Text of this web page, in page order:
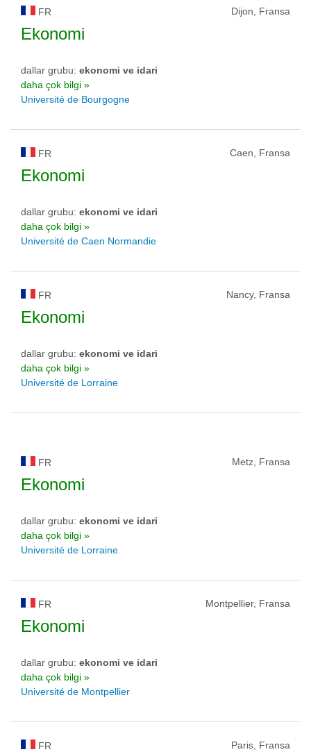
FR Dijon, Fransa
Ekonomi
dallar grubu: ekonomi ve idari
daha çok bilgi »
Université de Bourgogne
FR Caen, Fransa
Ekonomi
dallar grubu: ekonomi ve idari
daha çok bilgi »
Université de Caen Normandie
FR Nancy, Fransa
Ekonomi
dallar grubu: ekonomi ve idari
daha çok bilgi »
Université de Lorraine
FR Metz, Fransa
Ekonomi
dallar grubu: ekonomi ve idari
daha çok bilgi »
Université de Lorraine
FR Montpellier, Fransa
Ekonomi
dallar grubu: ekonomi ve idari
daha çok bilgi »
Université de Montpellier
FR Paris, Fransa